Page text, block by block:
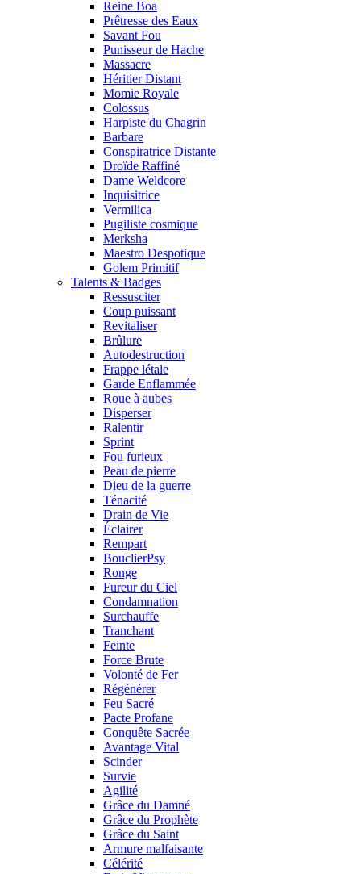
Reine Boa
Prêtresse des Eaux
Savant Fou
Punisseur de Hache
Massacre
Héritier Distant
Momie Royale
Colossus
Harpiste du Chagrin
Barbare
Conspiratrice Distante
Droïde Raffiné
Dame Weldcore
Inquisitrice
Vermilica
Pugiliste cosmique
Merksha
Maestro Despotique
Golem Primitif
Talents & Badges
Ressusciter
Coup puissant
Revitaliser
Brûlure
Autodestruction
Frappe létale
Garde Enflammée
Roue à aubes
Disperser
Ralentir
Sprint
Fou furieux
Peau de pierre
Dieu de la guerre
Ténacité
Drain de Vie
Éclairer
Rempart
BouclierPsy
Ronge
Fureur du Ciel
Condamnation
Surchauffe
Tranchant
Feinte
Force Brute
Volonté de Fer
Régénérer
Feu Sacré
Pacte Profane
Conquête Sacrée
Avantage Vital
Scinder
Survie
Agilité
Grâce du Damné
Grâce du Prophète
Grâce du Saint
Armure malfaisante
Célérité